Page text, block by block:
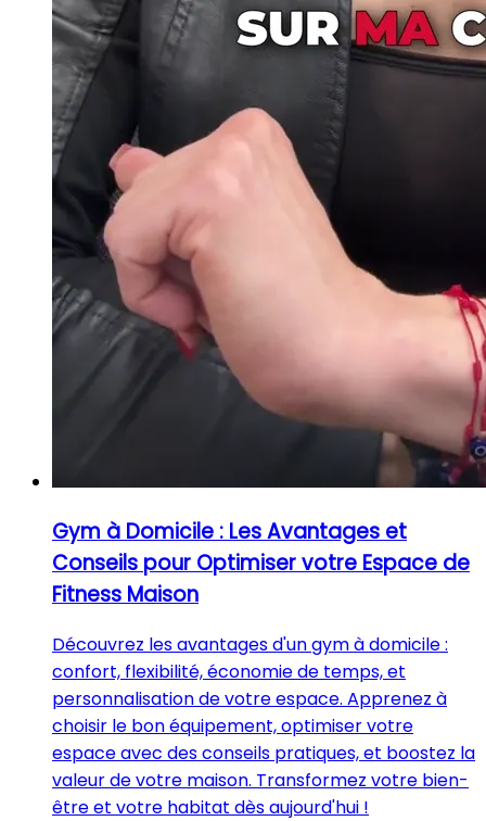
Gym à Domicile : Les Avantages et
Conseils pour Optimiser votre Espace de
Fitness Maison
Découvrez les avantages d'un gym à domicile :
confort, flexibilité, économie de temps, et
personnalisation de votre espace. Apprenez à
choisir le bon équipement, optimiser votre
espace avec des conseils pratiques, et boostez la
valeur de votre maison. Transformez votre bien-
être et votre habitat dès aujourd'hui !